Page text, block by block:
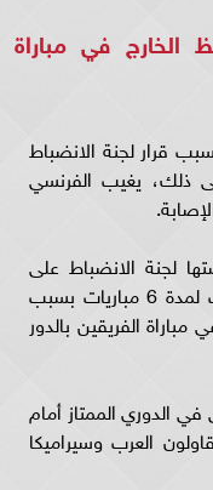
الخارج في مباراة
قرار لجنة الانضباط
إلى ذلك، يغيب الفرنسي
لجنة الانضباط على
اللاعب، حيث كان قد حصل على إيقاف لمدة 6 مباريات بسبب
الفريقين بالدور
الدوري الممتاز أمام
العرب وسيراميكا